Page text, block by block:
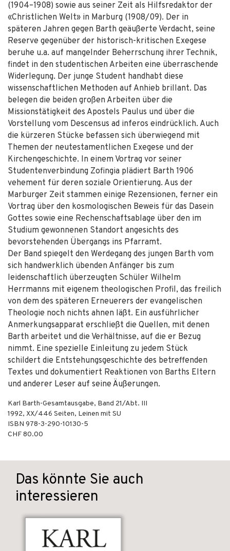
(1904–1908) sowie aus seiner Zeit als Hilfsredaktor der
«Christlichen Welt» in Marburg (1908/09). Der in
späteren Jahren gegen Barth geäußerte Verdacht, seine
Reserve gegenüber der historisch-kritischen Exegese
beruhe u.a. auf mangelnder Beherrschung ihrer Technik,
findet in den studentischen Arbeiten eine überraschende
Widerlegung. Der junge Student handhabt diese
wissenschaftlichen Methoden auf Anhieb brillant. Das
belegen die beiden großen Arbeiten über die
Missionstätigkeit des Apostels Paulus und über die
Vorstellung vom Descensus ad inferos eindrücklich. Auch
die kürzeren Stücke befassen sich überwiegend mit
Themen der neutestamentlichen Exegese und der
Kirchengeschichte. In einem Vortrag vor seiner
Studentenverbindung Zofingia plädiert Barth 1906
vehement für deren soziale Orientierung. Aus der
Marburger Zeit stammen einige Rezensionen, ferner ein
Vortrag über den kosmologischen Beweis für das Dasein
Gottes sowie eine Rechenschaftsablage über den im
Studium gewonnenen Standort angesichts des
bevorstehenden Übergangs ins Pfarramt.
Der Band spiegelt den Werdegang des jungen Barth vom
sich handwerklich übenden Anfänger bis zum
leidenschaftlich überzeugten Schüler Wilhelm
Herrmanns mit eigenem theologischen Profil, das freilich
von dem des späteren Erneuerers der evangelischen
Theologie noch nichts ahnen läßt. Ein ausführlicher
Anmerkungsapparat erschließt die Quellen, mit denen
Barth arbeitet und die Verhältnisse, auf die er Bezug
nimmt. Eine spezielle Einleitung zu jedem Stück
schildert die Entstehungsgeschichte des betreffenden
Textes und dokumentiert Reaktionen von Barths Eltern
und anderer Leser auf seine Äußerungen.
Karl Barth-Gesamtausgabe, Band 21/Abt. III
1992, XX/446 Seiten, Leinen mit SU
ISBN 978-3-290-10130-5
CHF 80.00
Das könnte Sie auch
interessieren